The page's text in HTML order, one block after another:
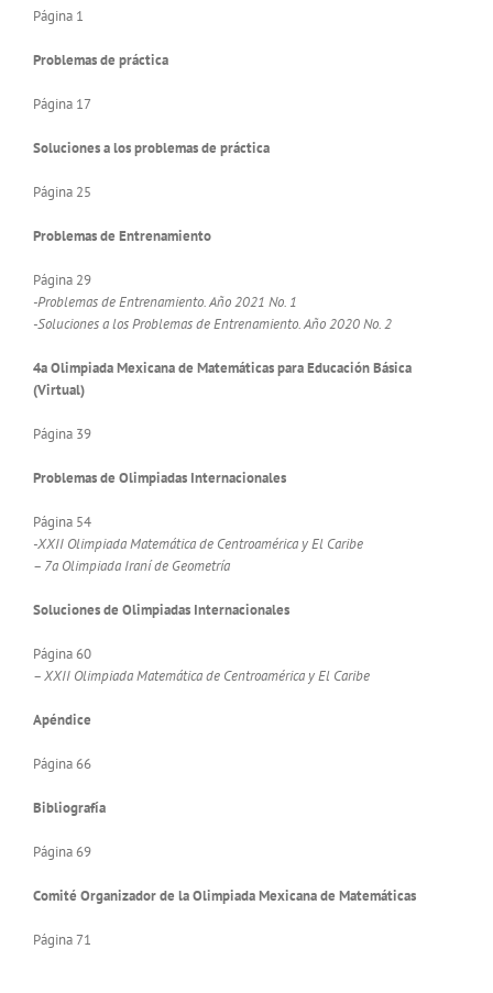
Página 1
Problemas de práctica
Página 17
Soluciones a los problemas de práctica
Página 25
Problemas de Entrenamiento
Página 29
-Problemas de Entrenamiento. Año 2021 No. 1
-Soluciones a los Problemas de Entrenamiento. Año 2020 No. 2
4a Olimpiada Mexicana de Matemáticas para Educación Básica
(Virtual)
Página 39
Problemas de Olimpiadas Internacionales
Página 54
-XXII Olimpiada Matemática de Centroamérica y El Caribe
– 7a Olimpiada Iraní de Geometría
Soluciones de Olimpiadas Internacionales
Página 60
– XXII Olimpiada Matemática de Centroamérica y El Caribe
Apéndice
Página 66
Bibliografía
Página 69
Comité Organizador de la Olimpiada Mexicana de Matemáticas
Página 71